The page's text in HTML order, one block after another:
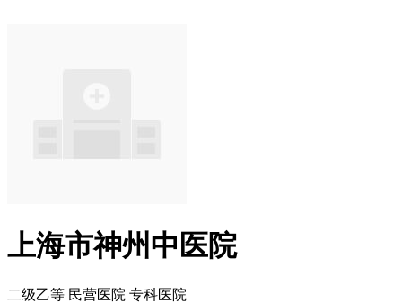
上海市神州中医院
二级乙等 民营医院 专科医院